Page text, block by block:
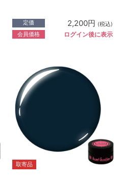
定価 2,200円 (税込)
会員価格 ログイン後に表示
取寄品